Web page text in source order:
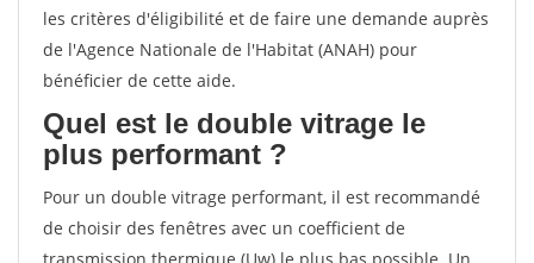
les critères d'éligibilité et de faire une demande auprès
de l'Agence Nationale de l'Habitat (ANAH) pour
bénéficier de cette aide.
Quel est le double vitrage le
plus performant ?
Pour un double vitrage performant, il est recommandé
de choisir des fenêtres avec un coefficient de